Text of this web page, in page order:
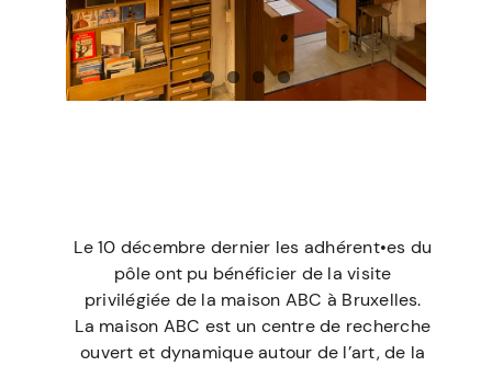
Le 10 décembre dernier les adhérent•es du
pôle ont pu bénéficier de la visite
privilégiée de la maison ABC à Bruxelles.
La maison ABC est un centre de recherche
ouvert et dynamique autour de l’art, de la